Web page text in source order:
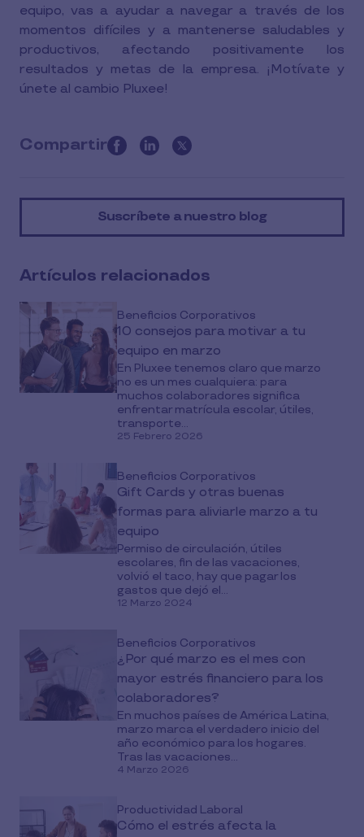
equipo, vas a ayudar a navegar a través de los
momentos difíciles y a mantenerse saludables y
productivos, afectando positivamente los
resultados y metas de la empresa. ¡Motívate y
únete al cambio Pluxee!
Compartir
this
on
Suscríbete a nuestro blog
Artículos relacionados
Beneficios Corporativos
10 consejos para motivar a tu
equipo en marzo
En Pluxee tenemos claro que marzo
no es un mes cualquiera: para
muchos colaboradores significa
enfrentar matrícula escolar, útiles,
transporte...
25 Febrero 2026
Beneficios Corporativos
Gift Cards y otras buenas
formas para aliviarle marzo a tu
equipo
Permiso de circulación, útiles
escolares, fin de las vacaciones,
volvió el taco, hay que pagar los
gastos que dejó el...
12 Marzo 2024
Beneficios Corporativos
¿Por qué marzo es el mes con
mayor estrés financiero para los
colaboradores?
En muchos países de América Latina,
marzo marca el verdadero inicio del
año económico para los hogares.
Tras las vacaciones...
4 Marzo 2026
Productividad Laboral
Cómo el estrés afecta la